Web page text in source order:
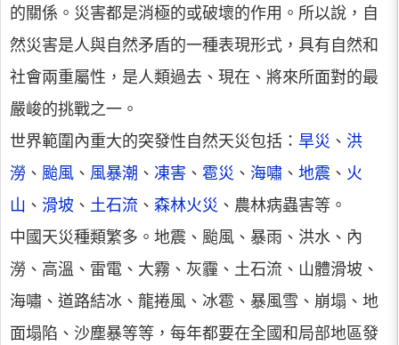
的關係。災害都是消極的或破壞的作用。所以說，自
然災害是人與自然矛盾的一種表現形式，具有自然和
社會兩重屬性，是人類過去、現在、將來所面對的最
嚴峻的挑戰之一。
世界範圍內重大的突發性自然天災包括： 旱災 、 洪
澇 、 颱風 、 風暴潮 、 凍害 、 雹災 、 海嘯 、 地震 、 火
山 、 滑坡 、 土石流 、 森林火災 、農林病蟲害等。
中國天災種類繁多。地震、颱風、暴雨、洪水、內
澇、高溫、雷電、大霧、灰霾、土石流、山體滑坡、
海嘯、道路結冰、龍捲風、冰雹、暴風雪、崩塌、地
面塌陷、沙塵暴等等，每年都要在全國和局部地區發